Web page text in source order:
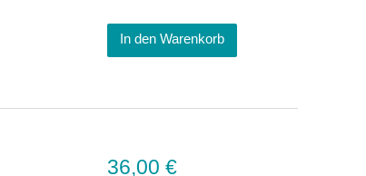
In den Warenkorb
36,00 €